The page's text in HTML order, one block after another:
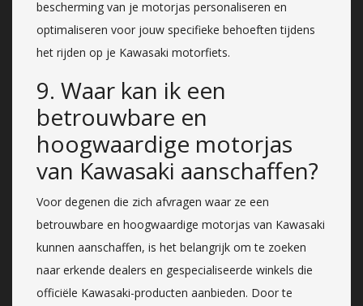
bescherming van je motorjas personaliseren en
optimaliseren voor jouw specifieke behoeften tijdens
het rijden op je Kawasaki motorfiets.
9. Waar kan ik een
betrouwbare en
hoogwaardige motorjas
van Kawasaki aanschaffen?
Voor degenen die zich afvragen waar ze een
betrouwbare en hoogwaardige motorjas van Kawasaki
kunnen aanschaffen, is het belangrijk om te zoeken
naar erkende dealers en gespecialiseerde winkels die
officiële Kawasaki-producten aanbieden. Door te